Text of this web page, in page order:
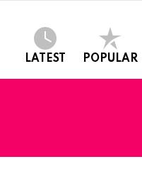
LATEST POPULAR